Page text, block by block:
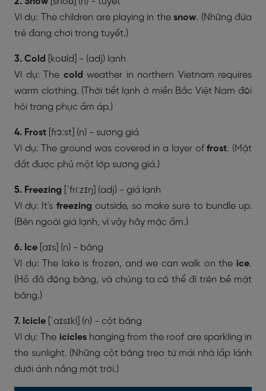
Ví dụ: The children are playing in thesnow. (Những đứa
trẻ đang chơi trong tuyết.)
3. Cold [koʊld] - (adj) lạnh
Ví dụ: The cold weather in northern Vietnam requires
warm clothing. (Thời tiết lạnh ở miền Bắc Việt Nam đòi
hỏi trang phục ấm áp.)
4. Frost [frɔːst] (n) - sương giá
Ví dụ: The ground was covered in a layer offrost. (Mặt
đất được phủ một lớp sương giá.)
5. Freezing [ˈfriːzɪŋ] (adj) - giá lạnh
Ví dụ: It's freezing outside, so make sure to bundle up.
(Bên ngoài giá lạnh, vì vậy hãy mặc ấm.)
6. Ice [aɪs] (n) - băng
Ví dụ: The lake is frozen, and we can walk on the ice.
(Hồ đã đóng băng, và chúng ta có thể đi trên bề mặt
băng.)
7. Icicle [ˈaɪsɪkl] (n) - cột băng
Ví dụ: The icicleshanging from the roof are sparkling in
the sunlight. (Những cột băng treo từ mái nhà lấp lánh
dưới ánh nắng mặt trời.)